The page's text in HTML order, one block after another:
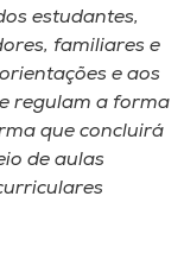
estudantes,
familiares e
e aos
regulam a forma
que concluirá
de aulas